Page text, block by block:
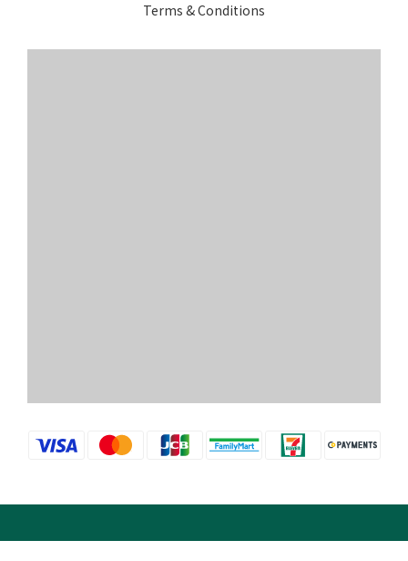
Terms & Conditions